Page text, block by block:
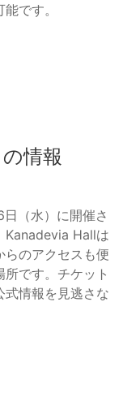
です。
情報
（水）に開催さ
Kanadevia Hallは
らのアクセスも便
です。チケット
式情報を見逃さな